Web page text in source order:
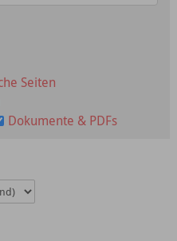
Seiten
Dokumente & PDFs